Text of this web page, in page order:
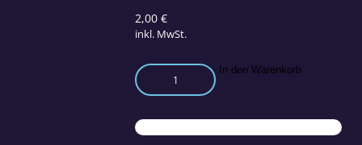
2,00€
inkl. MwSt.
Heilende
Steine
In den Warenkorb